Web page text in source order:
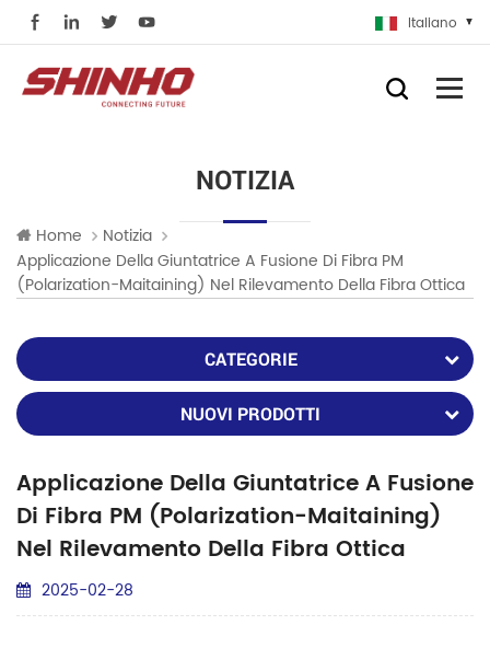
Italiano
NOTIZIA
Home
Notizia
Applicazione Della Giuntatrice A Fusione Di Fibra PM
(Polarization-Maitaining) Nel Rilevamento Della Fibra Ottica
CATEGORIE
NUOVI PRODOTTI
Applicazione Della Giuntatrice A Fusione
Di Fibra PM (Polarization-Maitaining)
Nel Rilevamento Della Fibra Ottica
2025-02-28